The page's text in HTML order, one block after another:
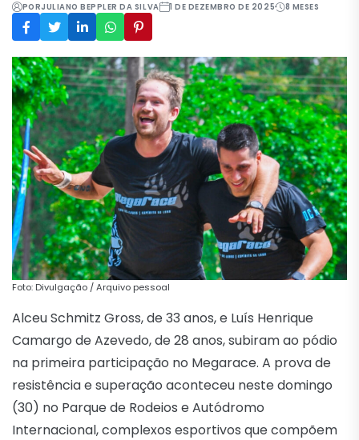
PORJULIANO BEPPLER DA SILVA 1 DE DEZEMBRO DE 2025 8 MESES
Foto: Divulgação / Arquivo pessoal
Alceu Schmitz Gross, de 33 anos, e Luís Henrique
Camargo de Azevedo, de 28 anos, subiram ao pódio
na primeira participação no Megarace. A prova de
resistência e superação aconteceu neste domingo
(30) no Parque de Rodeios e Autódromo
Internacional, complexos esportivos que compõem